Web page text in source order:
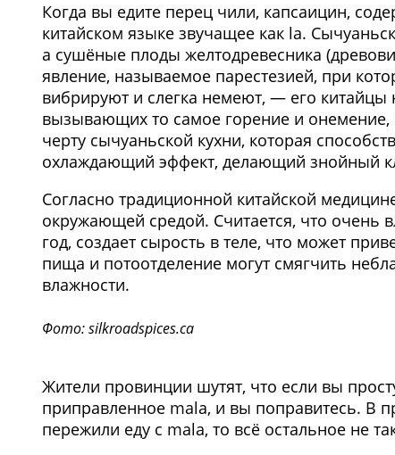
Когда вы едите перец чили, капсаицин,
китайском языке звучащее как la.
а сушёные плоды желтодревесника
явление, называемое парестезией, при
вибрируют и слегка немеют, — его китайцы
вызывающих то самое горение и
черту сычуаньской кухни, которая
охлаждающий эффект, делающий знойный
Согласно традиционной китайской
окружающей средой. Считается, что очень
год, создает сырость в теле, что может
пища и потоотделение могут смягчить
влажности.
Фото: silkroadspices.ca
Жители провинции шутят, что если вы
приправленное mala, и вы поправитесь. В
пережили еду с mala, то всё остальное не